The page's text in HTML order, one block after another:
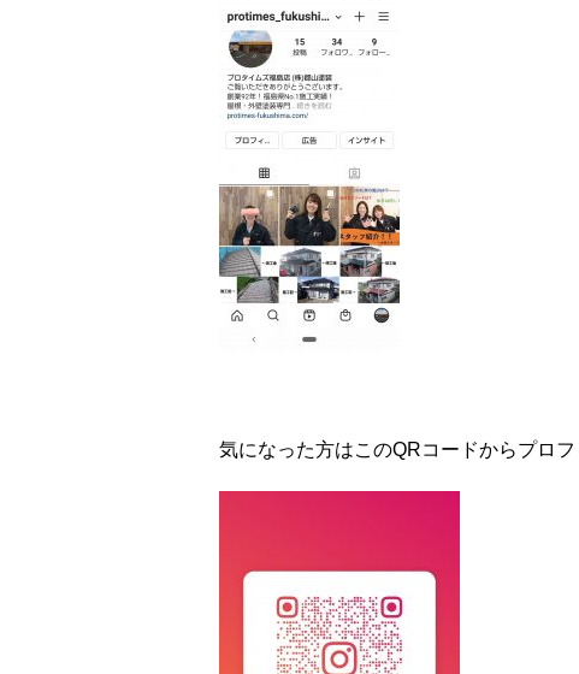
気になった方はこのQRコードからプロ